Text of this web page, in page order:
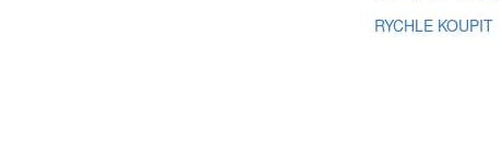
RYCHLE KOUPIT